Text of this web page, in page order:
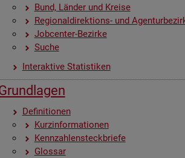
Bund, Län­der und Krei­se
Re­gio­nal­di­rek­ti­ons- und
Job­cen­ter-Be­zir­ke
Suche
In­ter­ak­ti­ve Sta­tis­ti­ken
De­fi­ni­tio­nen
Kurz­in­for­ma­tio­nen
Kenn­zah­len­steck­brie­fe
Glos­sar